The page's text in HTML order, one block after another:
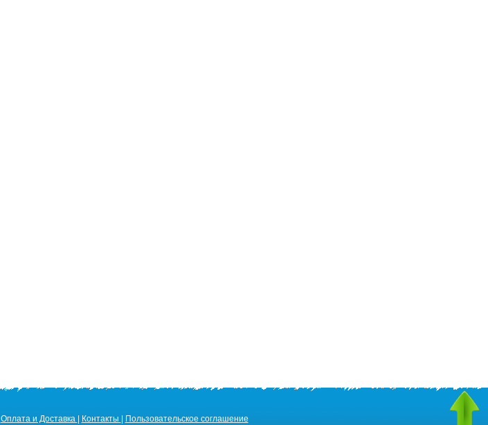
Оплата и Доставка Контакты Пользовательское соглашение